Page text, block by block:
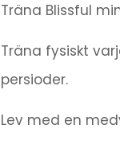
Träna Blissful
Träna fysiskt
persioder.
Lev med en